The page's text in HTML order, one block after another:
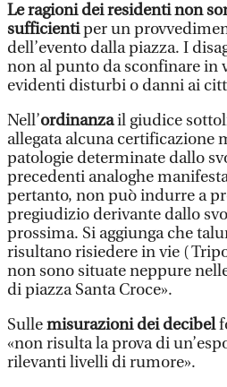
Le ragioni dei residenti non
sufficientiper un
dell’evento dalla piazza. I
non al punto da sconfinare in
evidenti disturbi o danni ai
Nell’ordinanzail giudice
allegata alcuna certificazione
patologie determinate dallo
precedenti analoghe
pertanto, non può indurre a
pregiudizio derivante dallo
prossima. Si aggiunga che
risultano risiedere in vie (
non sono situate neppure
di piazza Santa Croce».
Sullemisurazioni dei decibel
«non risulta la prova di
rilevanti livelli di rumore».